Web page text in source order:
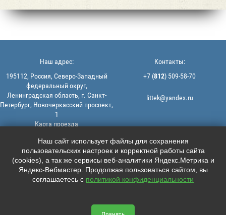
© 2013-2026 | ООО "ЛИТТЕК" -
производство и продажа РТИ
ИНН: 7806523560 | ОГРН:
1147847126162
Политика конфиденциальности |
Пользовательское соглашение
Наш адрес:
195112, Россия, Северо-Западный
федеральный округ,
Ленинградская область, г. Санкт-
Петербург, Новочеркасский проспект,
1
Карта проезда
Контакты:
+7 (812) 509-58-70
littek@yandex.ru
Мы в соцсетях:
    
Наш сайт использует файлы для сохранения
пользовательских настроек и корректной работы сайта
(cookies), а так же сервисы веб-аналитики Яндекс.Метрика и
Яндекс-Вебмастер. Продолжая пользоваться сайтом, вы
соглашаетесь с политикой конфиденциальности